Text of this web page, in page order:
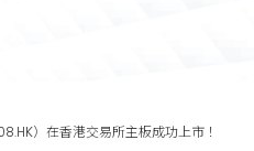
）在香港交易所主板成功上市！